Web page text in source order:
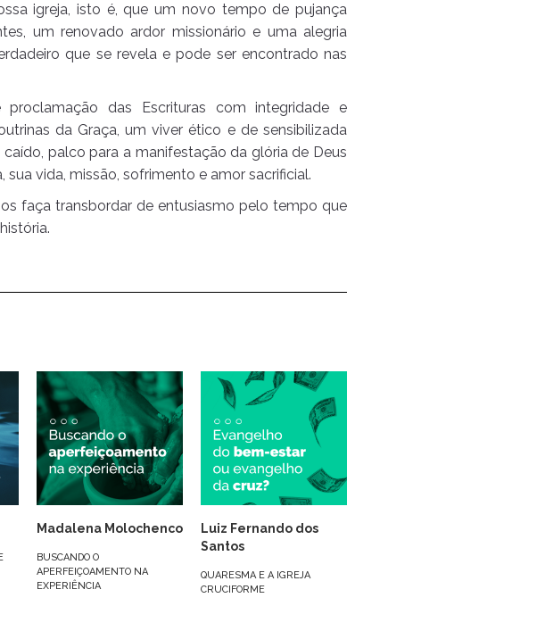
igreja, isto é, que um novo tempo de pujança
um renovado ardor missionário e uma alegria
que se revela e pode ser encontrado nas
das Escrituras com integridade e
da Graça, um viver ético e de sensibilizada
palco para a manifestação da glória de Deus
vida, missão, sofrimento e amor sacrificial.
faça transbordar de entusiasmo pelo tempo que
Madalena Molochenco
BUSCANDO O
APERFEIÇOAMENTO NA
EXPERIÊNCIA
Luiz Fernando dos
Santos
QUARESMA E A IGREJA
CRUCIFORME